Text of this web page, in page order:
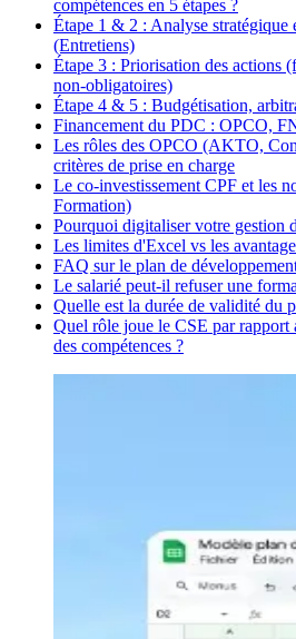
compétences en 5 étapes ?
Étape 1 & 2 : Analyse stratégique
(Entretiens)
Étape 3 : Priorisation des actions
non-obligatoires)
Étape 4 & 5 : Budgétisation,
Financement du PDC : OPCO,
Les rôles des OPCO (AKTO,
critères de prise en charge
Le co-investissement CPF et les
Formation)
Pourquoi digitaliser votre gestion
Les limites d'Excel vs les
FAQ sur le plan de
Le salarié peut-il refuser une
Quelle est la durée de validité du
Quel rôle joue le CSE par rapport
des compétences ?